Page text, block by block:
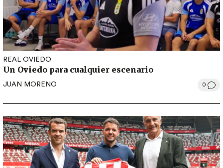
REAL OVIEDO
Un Oviedo para cualquier escenario
JUAN MORENO 0